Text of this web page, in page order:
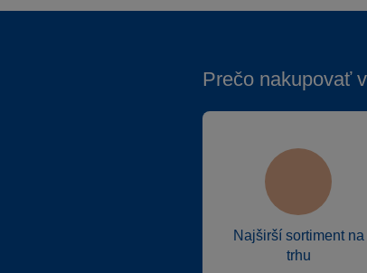
Prečo nakupovať
Najširší sortiment na
trhu